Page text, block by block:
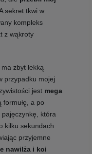
sekret tkwi w
kompleks
z wąkroty
zbyt lekką
przypadku mojej
jest mega
a po
pajęczynkę, która
kilku sekundach
przyjemne
nawilża i koi